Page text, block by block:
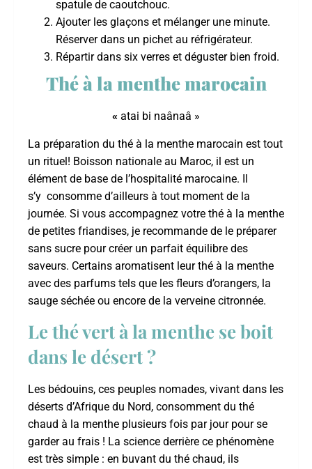
spatule de caoutchouc.
Ajouter les glaçons et mélanger une minute.
Réserver dans un pichet au réfrigérateur.
Répartir dans six verres et déguster bien froid.
Thé à la menthe marocain
« atai bi naânaâ »
La préparation du thé à la menthe marocain est tout
un rituel! Boisson nationale au Maroc, il est un
élément de base de l’hospitalité marocaine. Il
s’y consomme d’ailleurs à tout moment de la
journée. Si vous accompagnez votre thé à la menthe
de petites friandises, je recommande de le préparer
sans sucre pour créer un parfait équilibre des
saveurs. Certains aromatisent leur thé à la menthe
avec des parfums tels que les fleurs d’orangers, la
sauge séchée ou encore de la verveine citronnée.
Le thé vert à la menthe se boit
dans le désert ?
Les bédouins, ces peuples nomades, vivant dans les
déserts d’Afrique du Nord, consomment du thé
chaud à la menthe plusieurs fois par jour pour se
garder au frais ! La science derrière ce phénomène
est très simple : en buvant du thé chaud, ils